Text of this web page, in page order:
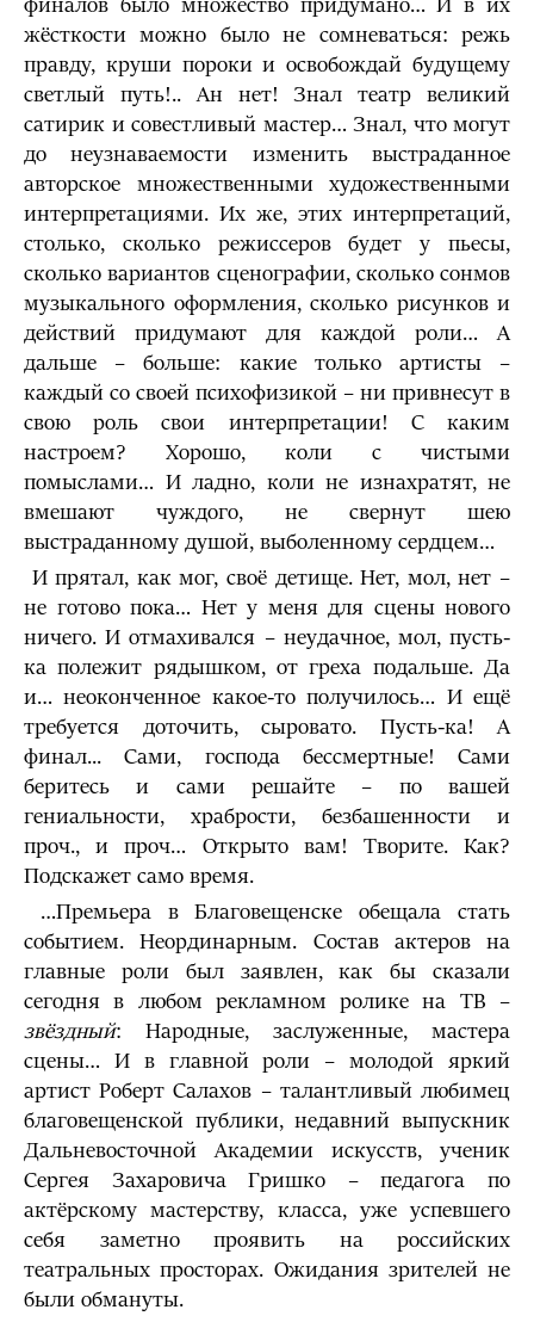
финалов было множество придумано… И в их
жёсткости можно было не сомневаться: режь
правду, круши пороки и освобождай будущему
светлый путь!.. Ан нет! Знал театр великий
сатирик и совестливый мастер… Знал, что могут
до неузнаваемости изменить выстраданное
авторское множественными художественными
интерпретациями. Их же, этих интерпретаций,
столько, сколько режиссеров будет у пьесы,
сколько вариантов сценографии, сколько сонмов
музыкального оформления, сколько рисунков и
действий придумают для каждой роли… А
дальше – больше: какие только артисты –
каждый со своей психофизикой – ни привнесут в
свою роль свои интерпретации! С каким
настроем? Хорошо, коли с чистыми
помыслами… И ладно, коли не изнахратят, не
вмешают чуждого, не свернут шею
выстраданному душой, выболенному сердцем…
И прятал, как мог, своё детище. Нет, мол, нет –
не готово пока… Нет у меня для сцены нового
ничего. И отмахивался – неудачное, мол, пусть-
ка полежит рядышком, от греха подальше. Да
и… неоконченное какое-то получилось… И ещё
требуется доточить, сыровато. Пусть-ка! А
финал... Сами, господа бессмертные! Сами
беритесь и сами решайте – по вашей
гениальности, храбрости, безбашенности и
проч., и проч… Открыто вам! Творите. Как?
Подскажет само время.
…Премьера в Благовещенске обещала стать
событием. Неординарным. Состав актеров на
главные роли был заявлен, как бы сказали
сегодня в любом рекламном ролике на ТВ –
звёздный: Народные, заслуженные, мастера
сцены… И в главной роли – молодой яркий
артист Роберт Салахов – талантливый любимец
благовещенской публики, недавний выпускник
Дальневосточной Академии искусств, ученик
Сергея Захаровича Гришко – педагога по
актёрскому мастерству, класса, уже успевшего
себя заметно проявить на российских
театральных просторах. Ожидания зрителей не
были обмануты.